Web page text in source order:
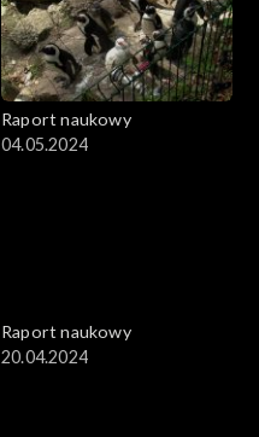
Raport naukowy
04.05.2024
Raport naukowy
20.04.2024